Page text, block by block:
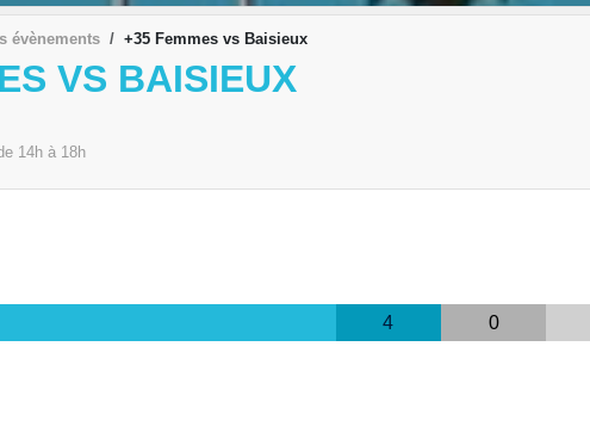
évènements +35 Femmes vs Baisieux
VS BAISIEUX
14h à 18h
4 0